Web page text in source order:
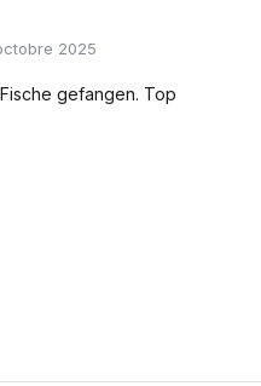
2025
gefangen. Top